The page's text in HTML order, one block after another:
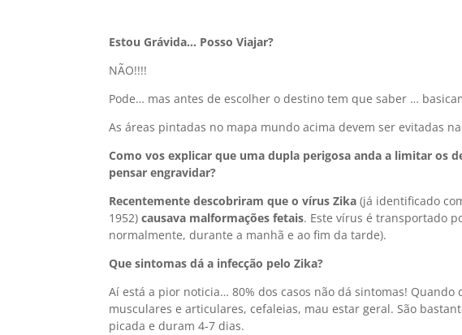
Estou Grávida… Posso Viajar?
NÃO!!!!
Pode… mas antes de escolher o destino tem que saber …
As áreas pintadas no mapa mundo acima devem ser evitadas
Como vos explicar que uma dupla perigosa anda a limitar os
pensar engravidar?
Recentemente descobriram que o vírus Zika (já identificado
1952)causava malformações fetais. Este vírus é transportado
normalmente, durante a manhã e ao fim da tarde).
Que sintomas dá a infecção pelo Zika?
Aí está a pior noticia… 80% dos casos não dá sintomas!
musculares e articulares, cefaleias, mau estar geral. São
picada e duram 4-7 dias.